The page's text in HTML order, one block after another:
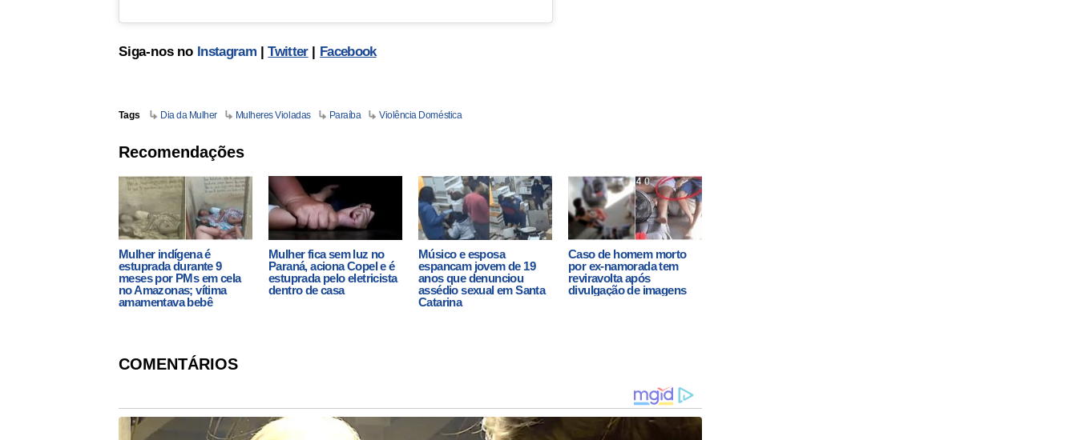
Siga-nos no Instagram|Twitter| Facebook
Tags Dia da Mulher Mulheres Violadas Paraíba Violência Doméstica
Recomendações
Mulher indígena é
estuprada durante 9
meses por PMs em cela
no Amazonas; vítima
amamentava bebê
Mulher fica sem luz no
Paraná, aciona Copel e é
estuprada pelo eletricista
dentro de casa
Músico e esposa
espancam jovem de 19
anos que denunciou
assédio sexual em Santa
Catarina
Caso de homem morto
por ex-namorada tem
reviravolta após
divulgação de imagens
COMENTÁRIOS